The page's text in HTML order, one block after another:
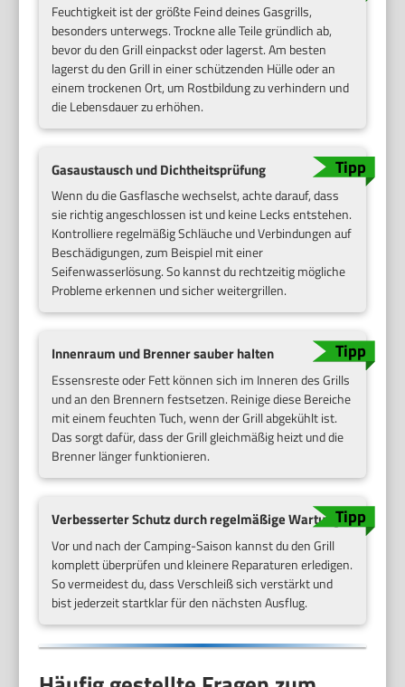
Feuchtigkeit ist der größte Feind deines Gasgrills,
besonders unterwegs. Trockne alle Teile gründlich ab,
bevor du den Grill einpackst oder lagerst. Am besten
lagerst du den Grill in einer schützenden Hülle oder an
einem trockenen Ort, um Rostbildung zu verhindern und
die Lebensdauer zu erhöhen.
Gasaustausch und Dichtheitsprüfung
Wenn du die Gasflasche wechselst, achte darauf, dass
sie richtig angeschlossen ist und keine Lecks entstehen.
Kontrolliere regelmäßig Schläuche und Verbindungen auf
Beschädigungen, zum Beispiel mit einer
Seifenwasserlösung. So kannst du rechtzeitig mögliche
Probleme erkennen und sicher weitergrillen.
Innenraum und Brenner sauber halten
Essensreste oder Fett können sich im Inneren des Grills
und an den Brennern festsetzen. Reinige diese Bereiche
mit einem feuchten Tuch, wenn der Grill abgekühlt ist.
Das sorgt dafür, dass der Grill gleichmäßig heizt und die
Brenner länger funktionieren.
Verbesserter Schutz durch regelmäßige Wartung
Vor und nach der Camping-Saison kannst du den Grill
komplett überprüfen und kleinere Reparaturen erledigen.
So vermeidest du, dass Verschleiß sich verstärkt und
bist jederzeit startklar für den nächsten Ausflug.